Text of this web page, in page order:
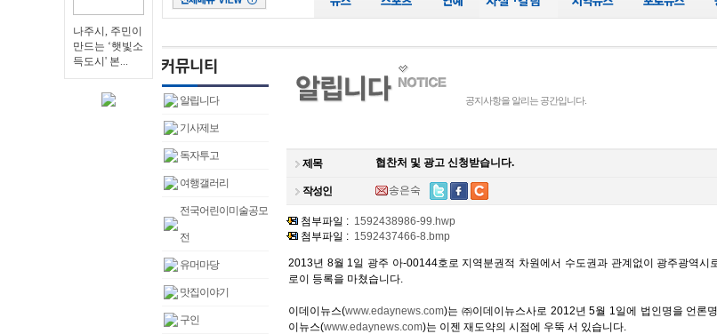
나주시, 주민이
만드는 ‘햇빛소
득도시' 본...
순천시, ‘기술·인재·기업이 ...
장성아카데미 ‘푸드테크와 외식...
전남학생교육원, ‘2026. 전남독...
장세일 영광군수, 애플망고 수확...
알립니다
기사제보
독자투고
여행갤러리
전국어린이미술공모
전
유머마당
맛집이야기
구인
공지사항을 알리는 공간입니다.
제목 협찬처 및 광고 신청받습니다.
작성인 송은숙
첨부파일 : 1592438986-99.hwp
첨부파일 : 1592437466-8.bmp
2013년 8월 1일 광주 아-00144호로 지역분권적 차원에서 수도권과 관계없이 광주광역
로이 등록을 마쳤습니다.
이데이뉴스(www.edaynews.com)는 ㈜이데이뉴스사로 2012년 5월 1일에 법인명을 언론
이뉴스(www.edaynews.com)는 이젠 재도약의 시점에 우뚝 서 있습니다.